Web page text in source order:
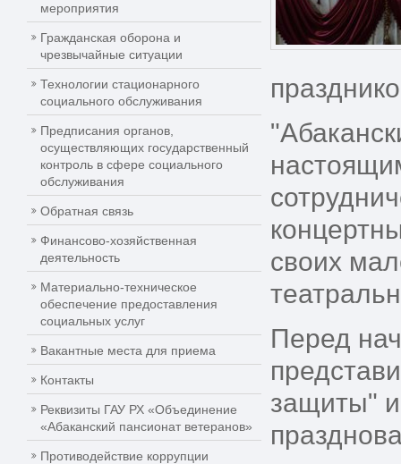
мероприятия
Гражданская оборона и
чрезвычайные ситуации
Технологии стационарного
социального обслуживания
Предписания органов,
осуществляющих государственный
контроль в сфере социального
обслуживания
Обратная связь
Финансово-хозяйственная
деятельность
Материально-техническое
обеспечение предоставления
социальных услуг
Вакантные места для приема
Контакты
Реквизиты ГАУ РХ «Объединение
«Абаканский пансионат ветеранов»
Противодействие коррупции
своих
Перед
защиты"